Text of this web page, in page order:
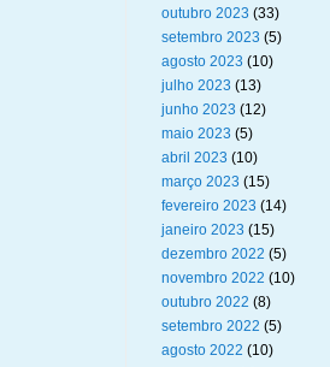
outubro 2023 (33)
setembro 2023 (5)
agosto 2023 (10)
julho 2023 (13)
junho 2023 (12)
maio 2023 (5)
abril 2023 (10)
março 2023 (15)
fevereiro 2023 (14)
janeiro 2023 (15)
dezembro 2022 (5)
novembro 2022 (10)
outubro 2022 (8)
setembro 2022 (5)
agosto 2022 (10)